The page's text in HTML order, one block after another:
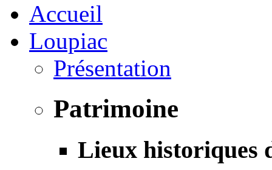
Accueil
Loupiac
Présentation
Patrimoine
Lieux historiques